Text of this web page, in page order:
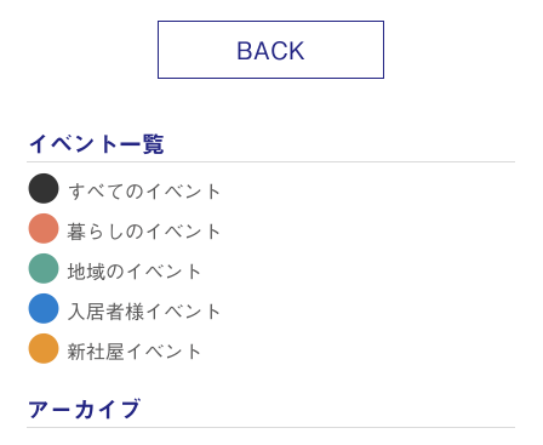
BACK
イベント一覧
● すべてのイベント
● 暮らしのイベント
● 地域のイベント
● 入居者様イベント
● 新社屋イベント
アーカイブ